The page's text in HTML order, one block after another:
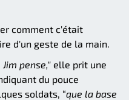
comment c'était
d'un geste de la main.
pense," elle prit une
du pouce
soldats, “que la base